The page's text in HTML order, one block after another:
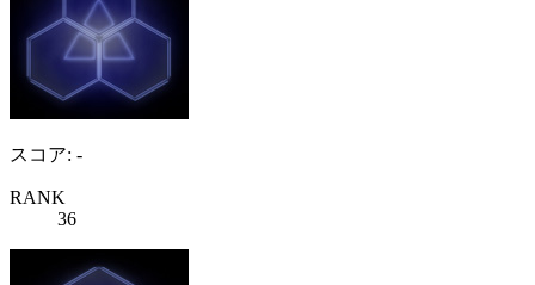
スコア: -
RANK
36